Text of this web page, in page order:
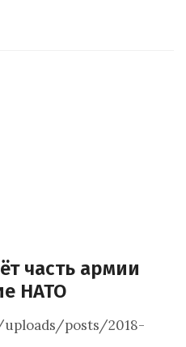
часть армии
НАТО
posts/2018-